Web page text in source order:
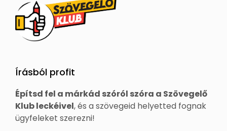
Írásból profit
Építsd fel a márkád szóról szóra a Szövegelő
Klub leckéivel, és a szövegeid helyetted fognak
ügyfeleket szerezni!